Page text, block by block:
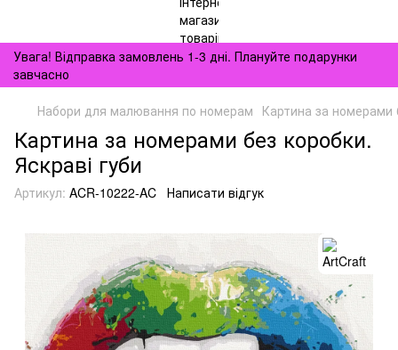
Увага! Відправка замовлень 1-3 дні. Плануйте подарунки
завчасно
Набори для малювання по номерам Картина за номерами
Картина за номерами без коробки.
Яскраві губи
Артикул: ACR-10222-AC Написати відгук